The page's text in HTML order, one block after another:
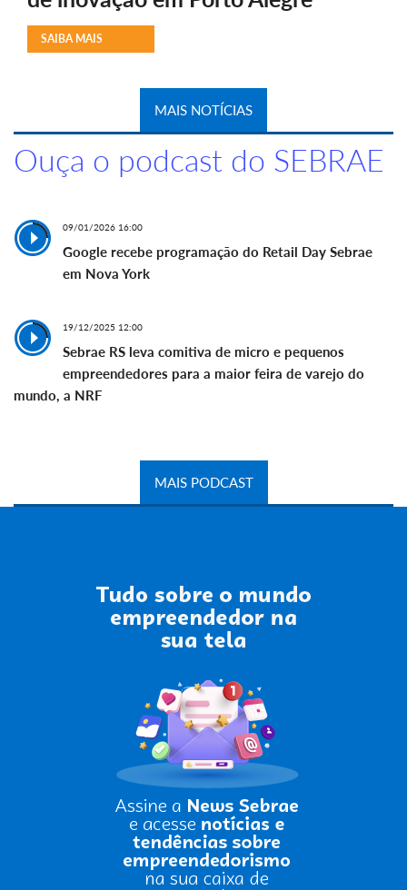
SAIBA MAIS
MAIS NOTÍCIAS
Ouça o podcast do SEBRAE
09/01/2026 16:00
Google recebe programação do Retail Day Sebrae
em Nova York
19/12/2025 12:00
Sebrae RS leva comitiva de micro e pequenos
empreendedores para a maior feira de varejo do
mundo, a NRF
MAIS PODCAST